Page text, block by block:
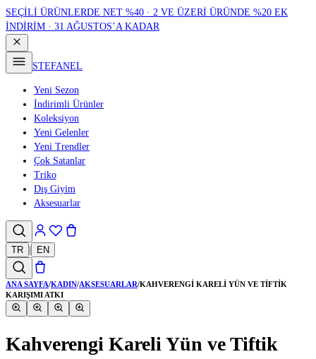
SEÇİLİ ÜRÜNLERDE NET %40 · 2 VE ÜZERİ ÜRÜNDE %20 EK
İNDİRİM · 31 AĞUSTOS’A KADAR
STEFANEL
Yeni Sezon
İndirimli Ürünler
Koleksiyon
Yeni Gelenler
Yeni Trendler
Çok Satanlar
Triko
Dış Giyim
Aksesuarlar
TR EN
ANA SAYFA/KADIN/AKSESUARLAR/KAHVERENGI KARELI YÜN VE TIFTIK
KARIŞIMI ATKI
Kahverengi Kareli Yün ve Tiftik